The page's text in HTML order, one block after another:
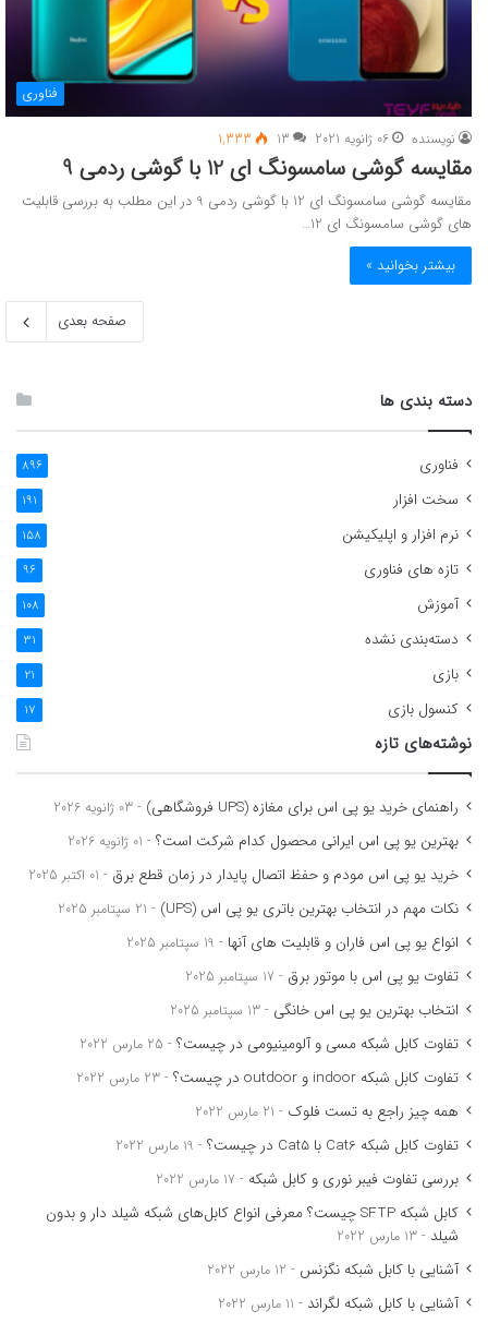
فناوری
نویسنده 06 ژانویه 2021 13
1,333
مقایسه گوشی سامسونگ ای 12 با گوشی ردمی 9
مقایسه گوشی سامسونگ ای 12 با گوشی ردمی 9 در این مطلب به بررسی قابلیت
های گوشی سامسونگ ای 12…
بیشتر بخوانید »
صفحه بعدی
دسته بندی ها
فناوری 896
سخت افزار 191
نرم افزار و اپلیکیشن 158
تازه های فناوری 96
آموزش 108
دسته‌بندی نشده 31
بازی 21
کنسول بازی 17
نوشته‌های تازه
راهنمای خرید یو پی اس برای مغازه (UPS فروشگاهی) 03 ژانویه 2026
بهترین یو پی اس ایرانی محصول کدام شرکت است؟ 01 ژانویه 2026
خرید یو پی اس مودم و حفظ اتصال پایدار در زمان قطع برق 01 اکتبر 2025
نکات مهم در انتخاب بهترین باتری یو پی اس (UPS) 21 سپتامبر 2025
انواع یو پی اس فاران و قابلیت های آنها 19 سپتامبر 2025
تفاوت یو پی اس با موتور برق 17 سپتامبر 2025
انتخاب بهترین یو پی اس خانگی 13 سپتامبر 2025
تفاوت کابل شبکه مسی و آلومینیومی در چیست؟ 25 مارس 2022
تفاوت کابل شبکه indoor و outdoor در چیست؟ 23 مارس 2022
همه چیز راجع به تست فلوک 21 مارس 2022
تفاوت کابل شبکه Cat6 با Cat5 در چیست؟ 19 مارس 2022
بررسی تفاوت فیبر نوری و کابل شبکه 17 مارس 2022
کابل شبکه SFTP چیست؟ معرفی انواع کابل‌های شبکه شیلد دار و بدون
شیلد
13 مارس 2022
آشنایی با کابل شبکه نگزنس 12 مارس 2022
آشنایی با کابل شبکه لگراند 11 مارس 2022